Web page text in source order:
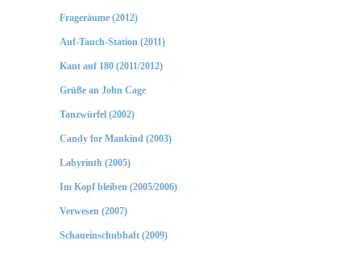
Frageräume (2012)
Auf-Tauch-Station (2011)
Kant auf 180 (2011/2012)
Grüße an John Cage
Tanzwürfel (2002)
Candy for Mankind (2003)
Labyrinth (2005)
Im Kopf bleiben (2005/2006)
Verwesen (2007)
Schaueinschubhaft (2009)